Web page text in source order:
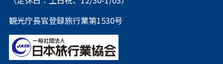
観光庁長官登録旅行業第1530号